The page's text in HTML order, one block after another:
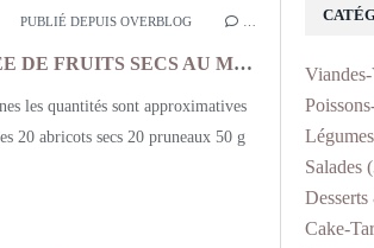
PUBLIÉ DEPUIS OVERBLOG
COMPOTEE DE FRUITS SECS AU MIEL ET CANNELLE
les quantités sont approximatives
20 abricots secs 20 pruneaux 50 g
Légumes
Salades
Desserts
Cake-